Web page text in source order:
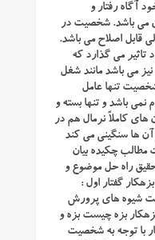
آگاه رفتار و
می باشد. شخصیت در
قابل اصلاح می باشد.
می گذارد که
می باشد مانند شغل
تنها عامل
نمی باشد و تنها بسته و
های کاملاً نرمال هم در
ها سنگینی می کند
چكیده بیان
راه حل موضوع و
گفتار اول :
شیوه های پرورش
بزه چیست بزه و
با توجه به شخصیت